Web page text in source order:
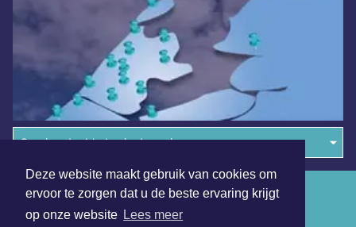
Deze website maakt gebruik van cookies om
ervoor te zorgen dat u de beste ervaring krijgt
op onze website Lees meer
Overige dagbladen in de regio
Algemene voorwaarden
Disclaimer